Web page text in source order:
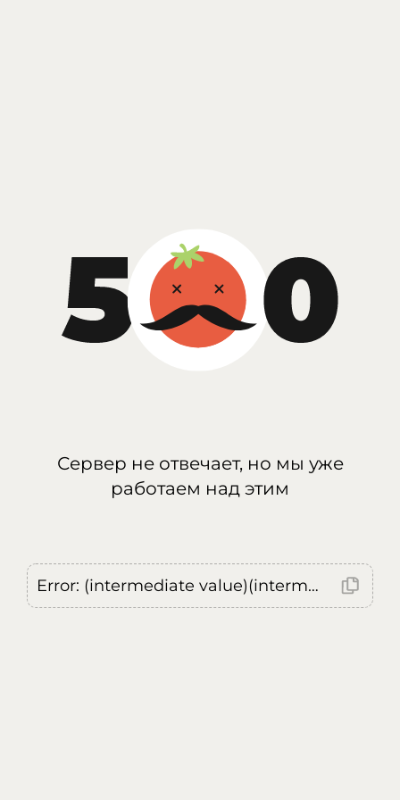
Сервер не отвечает, но мы уже
работаем над этим
Error: (intermediate value)(intermediate value)(intermediate value).replaceAll is not a function